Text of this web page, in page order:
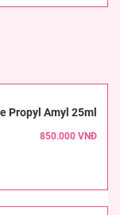
Propyl Amyl 25ml
850.000 VNĐ